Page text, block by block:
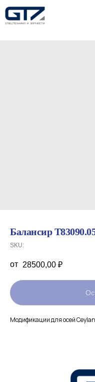
Балансир
SKU:
28500,00 ₽
Модификации для осей Ceylan
чат